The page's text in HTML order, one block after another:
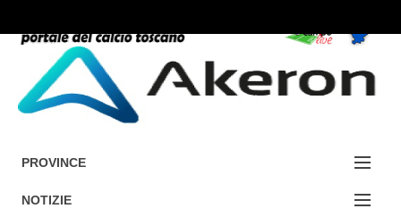
Accedi / Registrati
PROVINCE
EDIZIONE:
NOTIZIE